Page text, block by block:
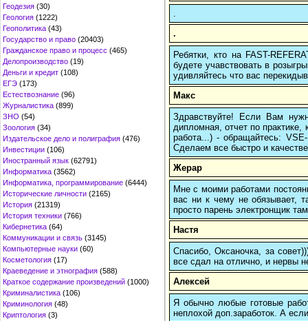
Геодезия (30)
Геология (1222)
Геополитика (43)
Государство и право (20403)
Гражданское право и процесс (465)
Делопроизводство (19)
Деньги и кредит (108)
ЕГЭ (173)
Естествознание (96)
Журналистика (899)
ЗНО (54)
Зоология (34)
Издательское дело и полиграфия (476)
Инвестиции (106)
Иностранный язык (62791)
Информатика (3562)
Информатика, программирование (6444)
Исторические личности (2165)
История (21319)
История техники (766)
Кибернетика (64)
Коммуникации и связь (3145)
Компьютерные науки (60)
Косметология (17)
Краеведение и этнография (588)
Краткое содержание произведений (1000)
Криминалистика (106)
Криминология (48)
Криптология (3)
.
Ребятки, кто на FAST-
будете учавствовать в
удивляйтесь что вас
Макс
Здравствуйте! Если Вам
дипломная, отчет по
работа...) - обращайтесь:
Сделаем все быстро и
Жерар
Мне с моими работами
вас ни к чему не обязывает,
просто парень электронщик
Настя
Спасибо, Оксаночка, за
все сдал на отлично, и нервы
Алексей
Я обычно любые готовые
неплохой доп.заработок. А